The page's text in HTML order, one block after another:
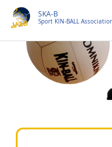
SKA-B
Sport KIN-BALL